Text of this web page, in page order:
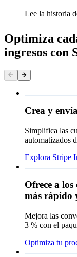
Lee la historia
Optimiza
ingresos con
USD
De
Nota
Elige un
Crea y
Simplifica las
automatizados
Explora Stripe
Correo
Ofrece a
más rápido
Mejora las
3 % con el
Optimiza tu